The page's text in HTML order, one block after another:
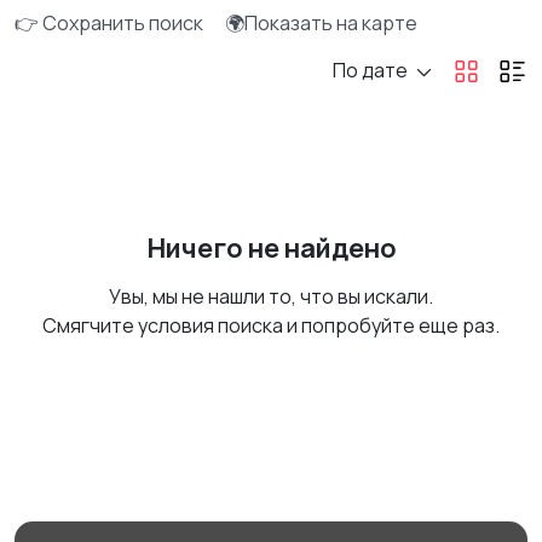
👉 Сохранить поиск
🌍Показать на карте
По дате
Ничего не найдено
Увы, мы не нашли то, что вы искали.
Смягчите условия поиска и попробуйте еще раз.